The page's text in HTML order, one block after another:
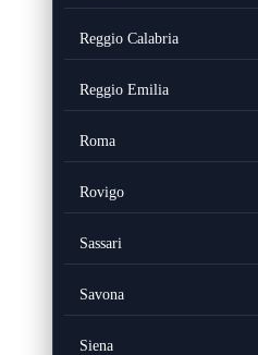
Reggio Calabria
Reggio Emilia
Roma
Rovigo
Sassari
Savona
Siena